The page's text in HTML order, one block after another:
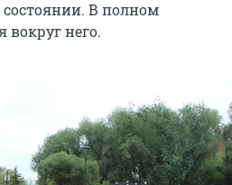
В полном
вокруг него.